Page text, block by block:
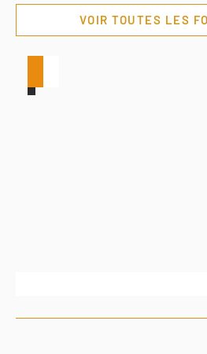
VOIR TOUTES LES